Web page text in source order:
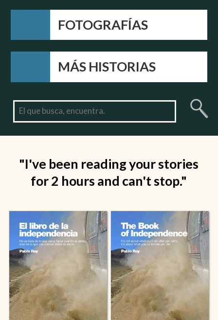
FOTOGRAFÍAS
MÁS HISTORIAS
"I've been reading your stories
for 2 hours and can't stop."